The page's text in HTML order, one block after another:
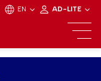
EN AD-LITE